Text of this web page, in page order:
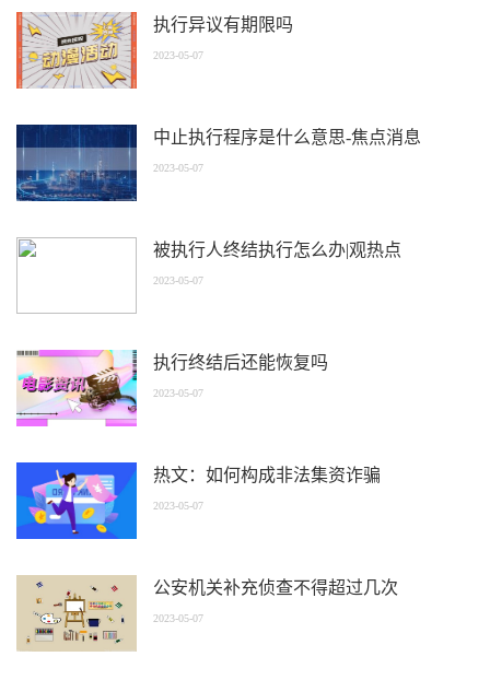
执行异议有期限吗
2023-05-07
中止执行程序是什么意思-焦点消息
2023-05-07
被执行人终结执行怎么办|观热点
2023-05-07
执行终结后还能恢复吗
2023-05-07
热文：如何构成非法集资诈骗
2023-05-07
公安机关补充侦查不得超过几次
2023-05-07